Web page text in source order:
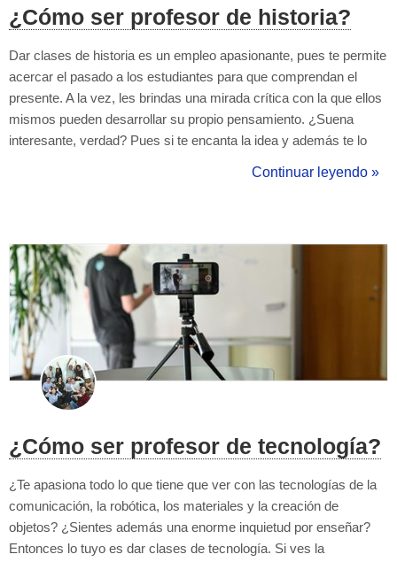
¿Cómo ser profesor de historia?
Dar clases de historia es un empleo apasionante, pues te permite
acercar el pasado a los estudiantes para que comprendan el
presente. A la vez, les brindas una mirada crítica con la que ellos
mismos pueden desarrollar su propio pensamiento. ¿Suena
interesante, verdad? Pues si te encanta la idea y además te lo
ser una estupenda salida profesional. ¿Quieres saber ...
Continuar leyendo »
¿Cómo ser profesor de tecnología?
¿Te apasiona todo lo que tiene que ver con las tecnologías de la
comunicación, la robótica, los materiales y la creación de
objetos? ¿Sientes además una enorme inquietud por enseñar?
Entonces lo tuyo es dar clases de tecnología. Si ves la